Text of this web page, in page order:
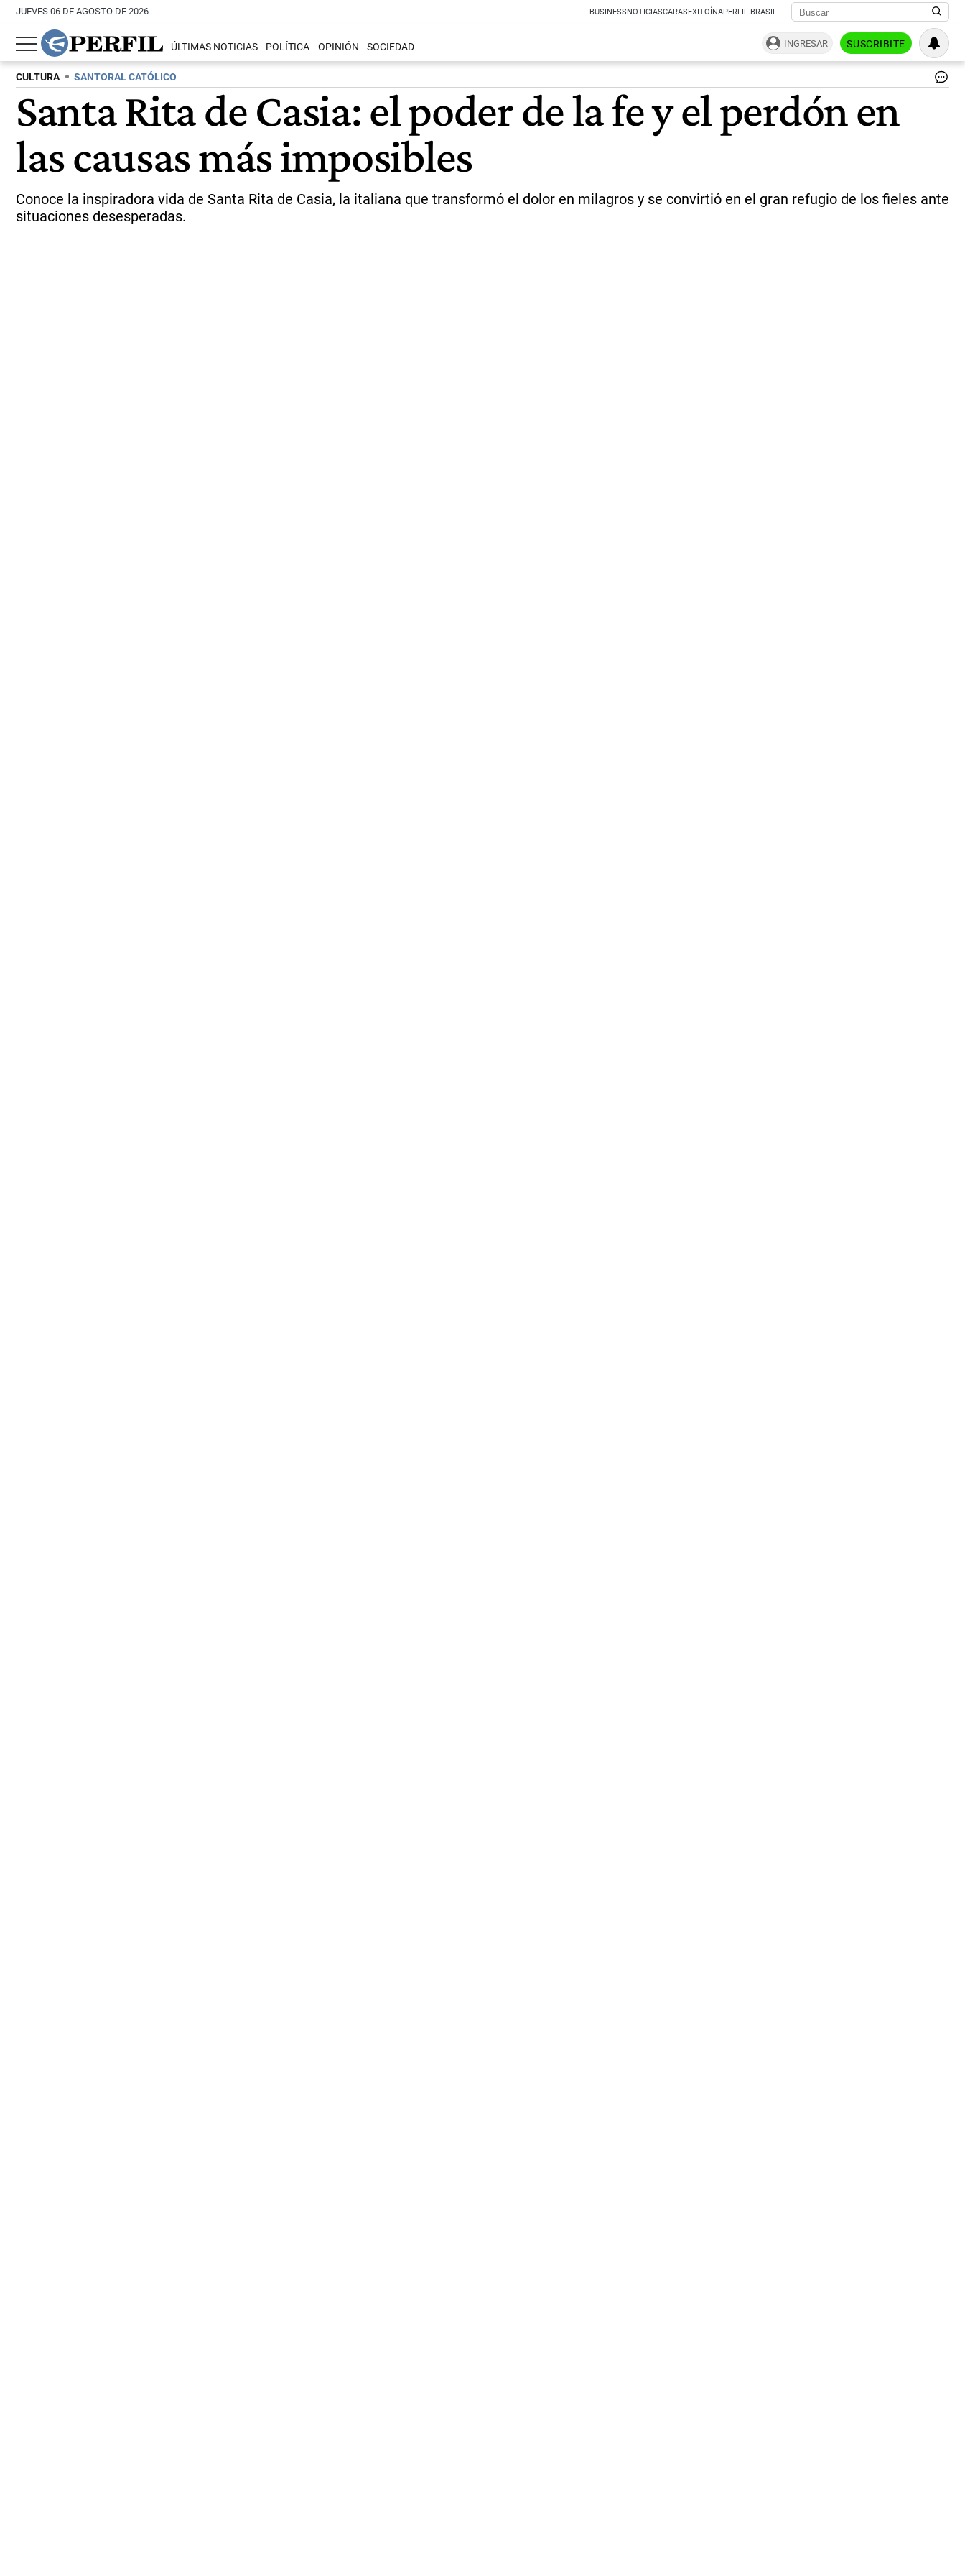
JUEVES 06 DE AGOSTO DE 2026 BUSINESSNOTICIASCARASEXITOÍNAPERFIL BRASIL
ÚLTIMAS NOTICIAS POLÍTICA OPINIÓN SOCIEDAD INGRESAR SUSCRIBITE
CULTURA SANTORAL CATÓLICO
Santa Rita de Casia: el poder de la fe y el perdón en
las causas más imposibles
Conoce la inspiradora vida de Santa Rita de Casia, la italiana que transformó el dolor en milagros y se convirtió en el gran refugio de los fieles ante
situaciones desesperadas.